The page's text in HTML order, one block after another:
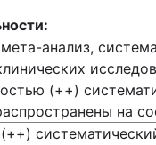
:
анализ,
(++)
на